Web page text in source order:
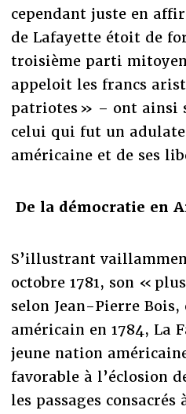
cependant juste en
de Lafayette étoit de
troisième parti
appeloit les francs
patriotes » – ont ainsi
celui qui fut un
américaine et de ses
De la démocratie en
S’illustrant
octobre 1781, son «
selon Jean-Pierre
américain en 1784, La
jeune nation
favorable à l’éclosion
les passages